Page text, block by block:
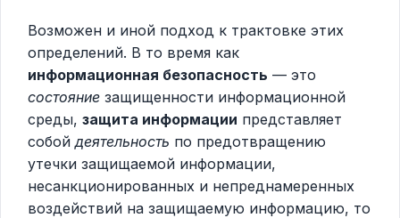
Возможен и иной подход к трактовке этих
определений. В то время как
информационная безопасность — это
состояние защищенности информационной
среды, защита информации представляет
собойдеятельность по предотвращению
утечки защищаемой информации,
несанкционированных и непреднамеренных
воздействий на защищаемую информацию, то